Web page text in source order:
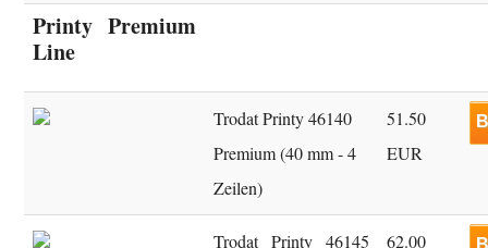
Printy Premium
Line
Trodat Printy 46140
Premium (40 mm - 4
Zeilen)
51.50
EUR
Trodat Printy 46145 62.00